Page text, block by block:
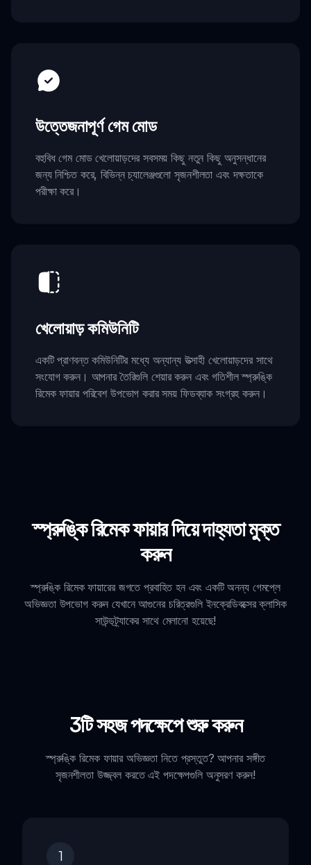
উত্তেজনাপূর্ণ গেম মোড
বহুবিধ গেম মোড খেলোয়াড়দের সবসময় কিছু নতুন কিছু অনুসন্ধানের
জন্য নিশ্চিত করে, বিভিন্ন চ্যালেঞ্জগুলো সৃজনশীলতা এবং দক্ষতাকে
পরীক্ষা করে।
খেলোয়াড় কমিউনিটি
একটি প্রাণবন্ত কমিউনিটির মধ্যে অন্যান্য উত্সাহী খেলোয়াড়দের সাথে
সংযোগ করুন। আপনার তৈরিগুলি শেয়ার করুন এবং গতিশীল স্প্রুঙ্কি
রিমেক ফায়ার পরিবেশ উপভোগ করার সময় ফিডব্যাক সংগ্রহ করুন।
স্প্রুঙ্কি রিমেক ফায়ার দিয়ে দাহ্যতা মুক্ত
করুন
স্প্রুঙ্কি রিমেক ফায়ারের জগতে প্রবাহিত হন এবং একটি অনন্য গেমপ্লে
অভিজ্ঞতা উপভোগ করুন যেখানে আগুনের চরিত্রগুলি ইনক্রেডিবক্সের ক্লাসিক
সাউন্ডট্র্যাকের সাথে মেলানো হয়েছে!
3টি সহজ পদক্ষেপে শুরু করুন
স্প্রুঙ্কি রিমেক ফায়ার অভিজ্ঞতা নিতে প্রস্তুত? আপনার সঙ্গীত
সৃজনশীলতা উজ্জ্বল করতে এই পদক্ষেপগুলি অনুসরণ করুন!
1